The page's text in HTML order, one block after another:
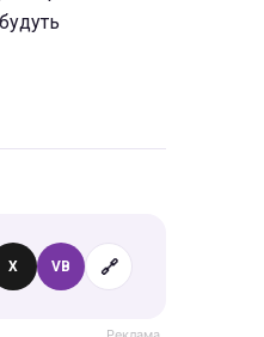
X VB 🔗